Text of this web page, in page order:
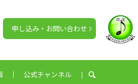
公式チャンネル search
申し込み・お問い合わせ